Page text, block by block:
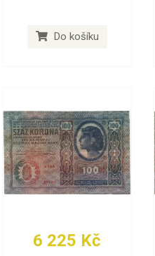
Do košíku
6 225 Kč